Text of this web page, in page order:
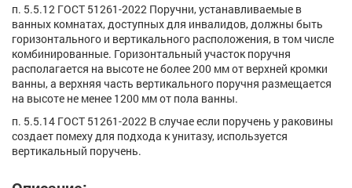
п. 5.5.12 ГОСТ 51261-2022 Поручни, устанавливаемые в
ванных комнатах, доступных для инвалидов, должны быть
горизонтального и вертикального расположения, в том числе
комбинированные. Горизонтальный участок поручня
располагается на высоте не более 200 мм от верхней кромки
ванны, а верхняя часть вертикального поручня размещается
на высоте не менее 1200 мм от пола ванны.
п. 5.5.14 ГОСТ 51261-2022 В случае если поручень у раковины
создает помеху для подхода к унитазу, используется
вертикальный поручень.